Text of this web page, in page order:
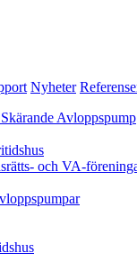
Nyheter
Avloppspump
och VA-